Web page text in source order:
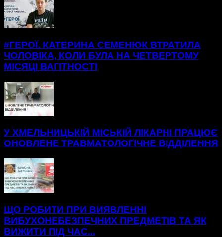
#ГЕРОЇ. КАТЕРИНА СЕМЕНЮК ВТРАТИЛА
ЧОЛОВІКА, КОЛИ БУЛА НА ЧЕТВЕРТОМУ
МІСЯЦІ ВАГІТНОСТІ
У ХМЕЛЬНИЦЬКІЙ МІСЬКІЙ ЛІКАРНІ ПРАЦЮЄ
ОНОВЛЕНЕ ТРАВМАТОЛОГІЧНЕ ВІДДІЛЕННЯ
ЩО РОБИТИ ПРИ ВИЯВЛЕННІ
ВИБУХОНЕБЕЗПЕЧНИХ ПРЕДМЕТІВ ТА ЯК
ВИЖИТИ ПІД ЧАС...